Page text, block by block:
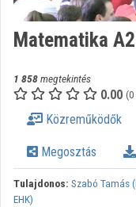
Kategóriák
Intézményi listák
Közreműködők
Matematika
1 858megtekintés
0.00
Közreműködők
Megosztás
Tulajdonos: Szabó Tamás
EHK)